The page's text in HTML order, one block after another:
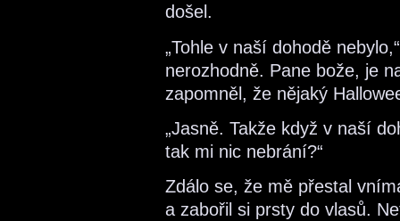
došel.
„Tohle v naší dohodě
nerozhodně. Pane bože, je
zapomněl, že nějaký
„Jasně. Takže když v naší
tak mi nic nebrání?“
Zdálo se, že mě přestal
a zabořil si prsty do vlasů.